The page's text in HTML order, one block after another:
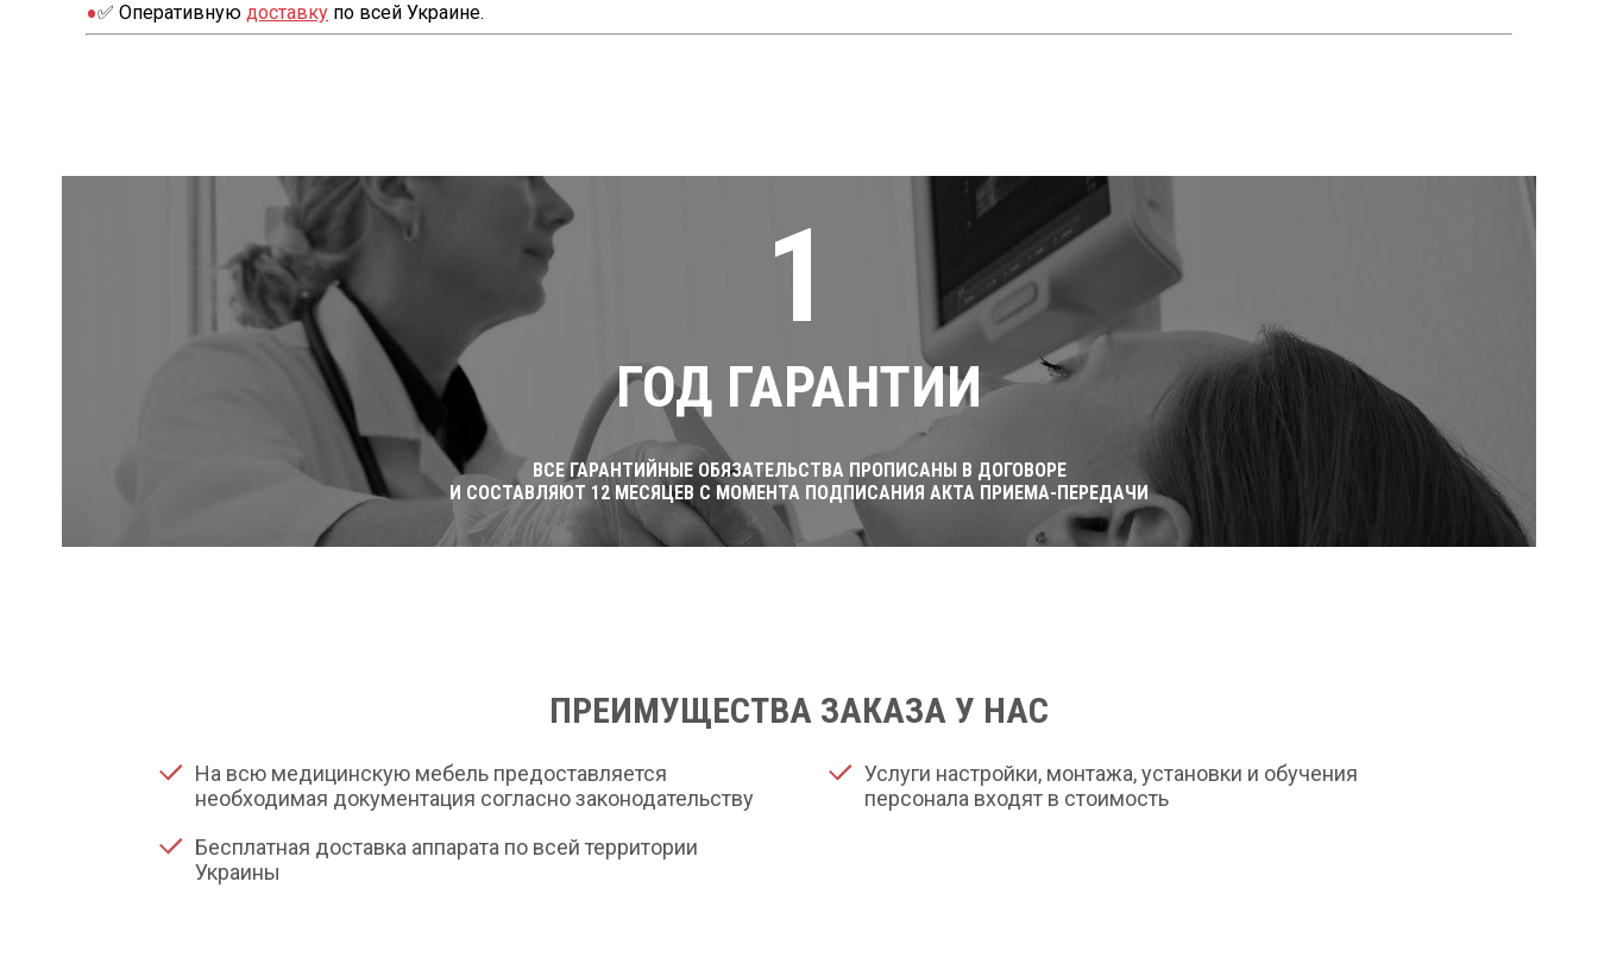
✅ Оперативную доставку по всей Украине.
1
ГОД ГАРАНТИИ
ВСЕ ГАРАНТИЙНЫЕ ОБЯЗАТЕЛЬСТВА ПРОПИСАНЫ В ДОГОВОРЕ
И СОСТАВЛЯЮТ 12 МЕСЯЦЕВ С МОМЕНТА ПОДПИСАНИЯ АКТА ПРИЕМА-ПЕРЕДАЧИ
ПРЕИМУЩЕСТВА ЗАКАЗА У НАС
На всю медицинскую мебель предоставляется
необходимая документация согласно законодательству
Бесплатная доставка аппарата по всей территории
Украины
Услуги настройки, монтажа, установки и обучения
персонала входят в стоимость